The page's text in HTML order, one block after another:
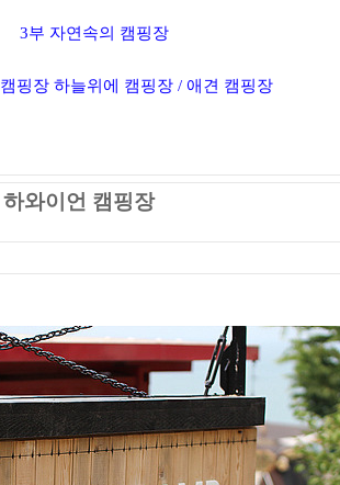
3부 자연속의 캠핑장
핑장 하늘위에 캠핑장 / 애견 캠핑장
와이언 캠핑장